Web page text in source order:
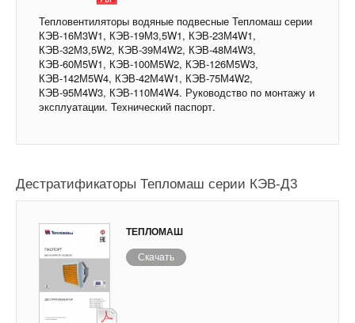
Тепловентиляторы водяные подвесные Тепломаш серии
КЭВ-16М3W1, КЭВ-19М3,5W1, КЭВ-23М4W1,
КЭВ-32М3,5W2, КЭВ-39М4W2, КЭВ-48М4W3,
КЭВ-60М5W1, КЭВ-100М5W2, КЭВ-126М5W3,
КЭВ-142М5W4, КЭВ-42М4W1, КЭВ-75М4W2,
КЭВ-95М4W3, КЭВ-110М4W4. Руководство по монтажу и
эксплуатации. Технический паспорт.
Дестратификаторы Тепломаш серии КЭВ-Д3
ТЕПЛОМАШ
Скачать